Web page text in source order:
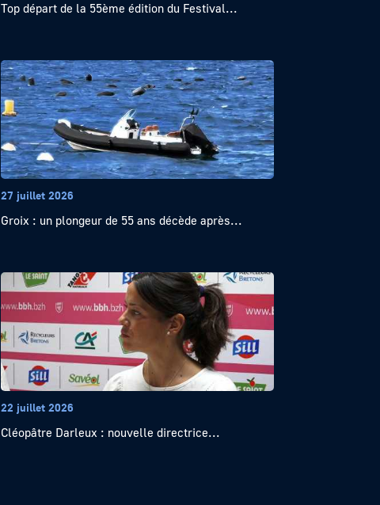
Top départ de la 55ème édition du Festival...
27 juillet 2026
Groix : un plongeur de 55 ans décède après...
22 juillet 2026
Cléopâtre Darleux : nouvelle directrice...